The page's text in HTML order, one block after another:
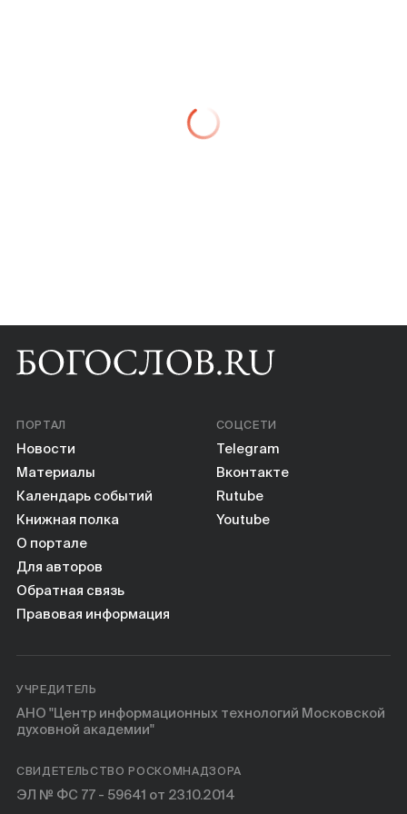
ПОРТАЛ
Новости
Материалы
Календарь событий
Книжная полка
О портале
Для авторов
Обратная связь
Правовая информация
СОЦСЕТИ
Telegram
Вконтакте
Rutube
Youtube
УЧРЕДИТЕЛЬ
АНО "Центр информационных технологий Московской
духовной академии"
СВИДЕТЕЛЬСТВО РОСКОМНАДЗОРА
ЭЛ № ФС 77 - 59641 от 23.10.2014